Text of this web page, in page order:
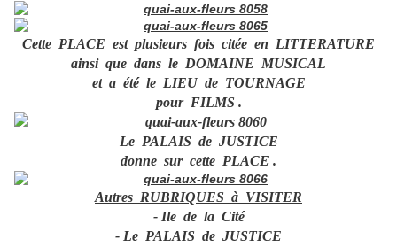
Cette PLACE est plusieurs fois citée en LITTERATURE
ainsi que dans le DOMAINE MUSICAL
et a été le LIEU de TOURNAGE
pour FILMS .
Le PALAIS de JUSTICE
donne sur cette PLACE .
Autres RUBRIQUES à VISITER
- Ile de la Cité
- Le PALAIS de JUSTICE